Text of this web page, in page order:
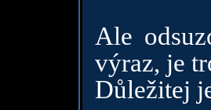
Ale
výraz, je
Důležitej